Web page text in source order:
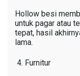
Hollow besi
untuk pagar atau
tepat, hasil
lama.
Furnitur